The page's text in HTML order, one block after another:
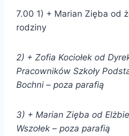
7.00 1) + Marian Zięba od
rodziny
2) + Zofia Kociołek od
Pracowników Szkoły
Bochni – poza parafią
3) + Marian Zięba od
Wszołek – poza parafią